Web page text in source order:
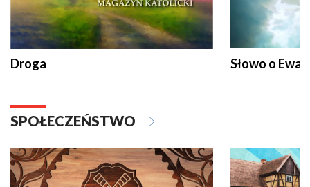
Droga Słowo o
SPOŁECZEŃSTWO